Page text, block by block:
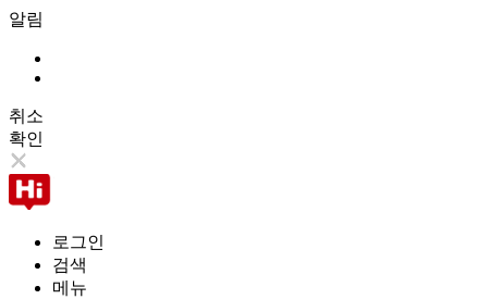
알림
취소
확인
로그인
검색
메뉴